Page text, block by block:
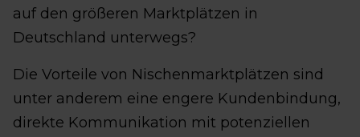
auf den größeren Marktplätzen in
Deutschland unterwegs?
Die Vorteile von Nischenmarktplätzen sind
unter anderem eine engere Kundenbindung,
direkte Kommunikation mit potenziellen